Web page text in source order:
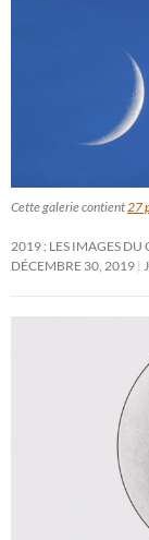
Cette galerie contient 27
2019 : LES IMAGES DU
DÉCEMBRE 30, 2019